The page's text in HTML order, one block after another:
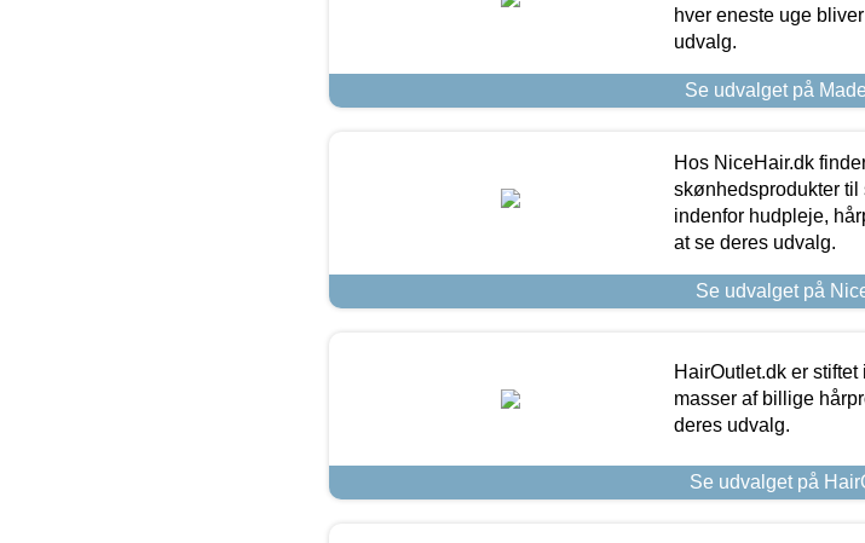
hver eneste uge
udvalg.
Se udvalget på
Hos NiceHair.dk
skønhedsprodukter
indenfor hudpleje,
at se deres udvalg.
Se udvalget på
HairOutlet.dk er
masser af billige
deres udvalg.
Se udvalget på